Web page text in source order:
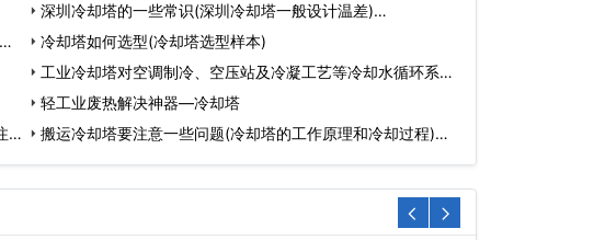
深圳冷却塔的一些常识(深圳冷却塔一般设计温差)…
冷却塔如何选型(冷却塔选型样本)
工业冷却塔对空调制冷、空压站及冷凝工艺等冷却水循环系
统…轻工业废热解决神器—冷却塔
搬运冷却塔要注意一些问题(冷却塔的工作原理和冷却过程)…